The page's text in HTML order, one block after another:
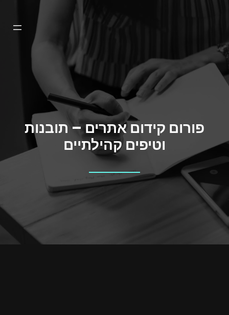
פורום קידום אתרים – תובנות
וטיפים קהילתיים